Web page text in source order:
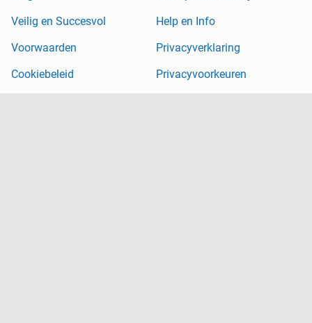
Veilig en Succesvol
Help en Info
Voorwaarden
Privacyverklaring
Cookiebeleid
Privacyvoorkeuren